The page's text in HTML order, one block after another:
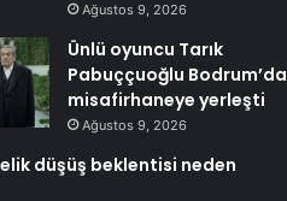
Ağustos 9, 2026
Ünlü oyuncu Tarık
Pabuççuoğlu Bodrum’da
misafirhaneye yerleşti
Ağustos 9, 2026
düşüş beklentisi neden